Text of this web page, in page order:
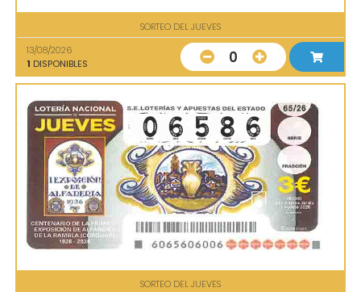
SORTEO DEL JUEVES
13/08/2026
1 DISPONIBLES 0
SORTEO DEL JUEVES